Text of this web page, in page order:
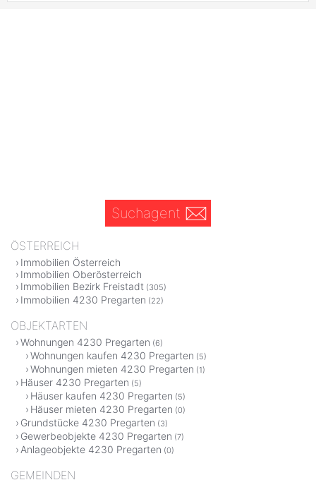
Suchagent
ÖSTERREICH
Immobilien Österreich
Immobilien Oberösterreich
Immobilien Bezirk Freistadt (305)
Immobilien 4230 Pregarten (22)
OBJEKTARTEN
Wohnungen 4230 Pregarten (6)
Wohnungen kaufen 4230 Pregarten (5)
Wohnungen mieten 4230 Pregarten (1)
Häuser 4230 Pregarten (5)
Häuser kaufen 4230 Pregarten (5)
Häuser mieten 4230 Pregarten (0)
Grundstücke 4230 Pregarten (3)
Gewerbeobjekte 4230 Pregarten (7)
Anlageobjekte 4230 Pregarten (0)
GEMEINDEN